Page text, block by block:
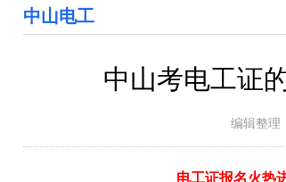
中山电工
中山考电工证
编辑整理
电工证报名火热